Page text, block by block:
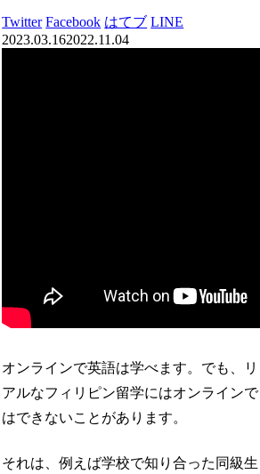
Twitter Facebook はてブ LINE
2023.03.162022.11.04
オンラインで英語は学べます。でも、リ
アルなフィリピン留学にはオンラインで
はできないことがあります。
それは、例えば学校で知り合った同級生